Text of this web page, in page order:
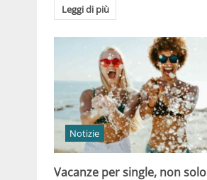
Leggi di più
Notizie
Vacanze per single, non solo